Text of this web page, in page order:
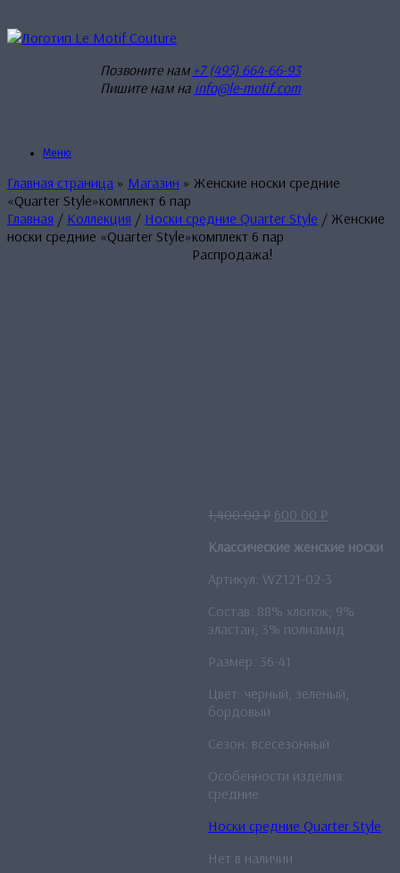
к
Позвоните нам +7 (495) 664-66-93
Пишите нам на info@le-motif.com
Меню
Главная страница » Магазин » Женские носки средние
«Quarter Style»комплект 6 пар
Главная / Коллекция / Носки средние Quarter Style / Женские
носки средние «Quarter Style»комплект 6 пар
Распродажа!
1,400.00₽ Первоначальная
составляла
600.00 ₽Текущая
600.00 ₽.
Классические женские носки
Артикул: WZ121-02-3
Состав: 88% хлопок; 9%
эластан; 3% полиамид
Размер: 36-41
Цвет: черный, зеленый,
бордовый
Сезон: всесезонный
Особенности изделия:
средние
Носки средние Quarter Style
Нет в наличии